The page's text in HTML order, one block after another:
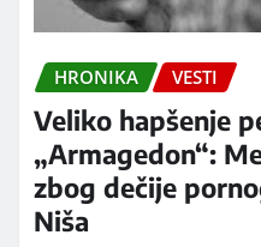
HRONIKA VESTI
Veliko hapšenje
„Armagedon“:
zbog dečije
Niša